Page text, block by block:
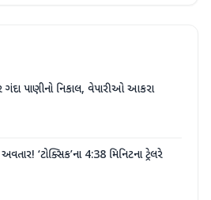
ગંદા પાણીનો નિકાલ, વેપારીઓ આકરા
‘ટોક્સિક’ના 4:38 મિનિટના ટ્રેલરે